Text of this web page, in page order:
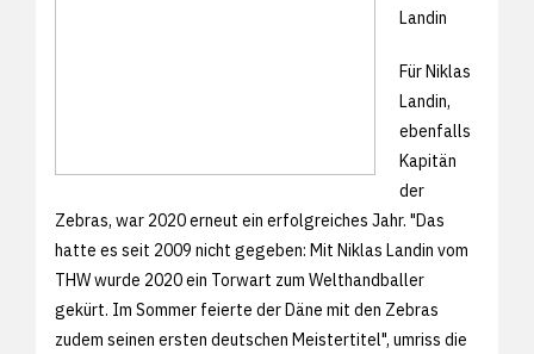
Landin
Für Niklas
Landin,
ebenfalls
Kapitän
der
Zebras, war 2020 erneut ein erfolgreiches Jahr. "Das
hatte es seit 2009 nicht gegeben: Mit Niklas Landin vom
THW wurde 2020 ein Torwart zum Welthandballer
gekürt. Im Sommer feierte der Däne mit den Zebras
zudem seinen ersten deutschen Meistertitel", umriss die